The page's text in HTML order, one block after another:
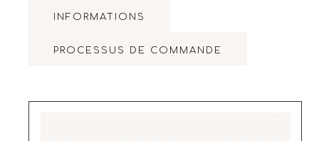
INFORMATIONS
PROCESSUS DE COMMANDE